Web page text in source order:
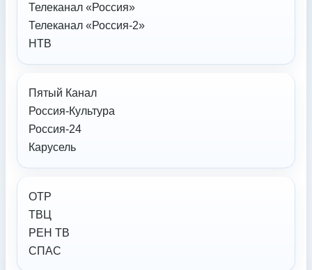
Телеканал «Россия»
Телеканал «Россия-2»
НТВ
Пятый Канал
Россия-Культура
Россия-24
Карусель
ОТР
ТВЦ
РЕН ТВ
СПАС